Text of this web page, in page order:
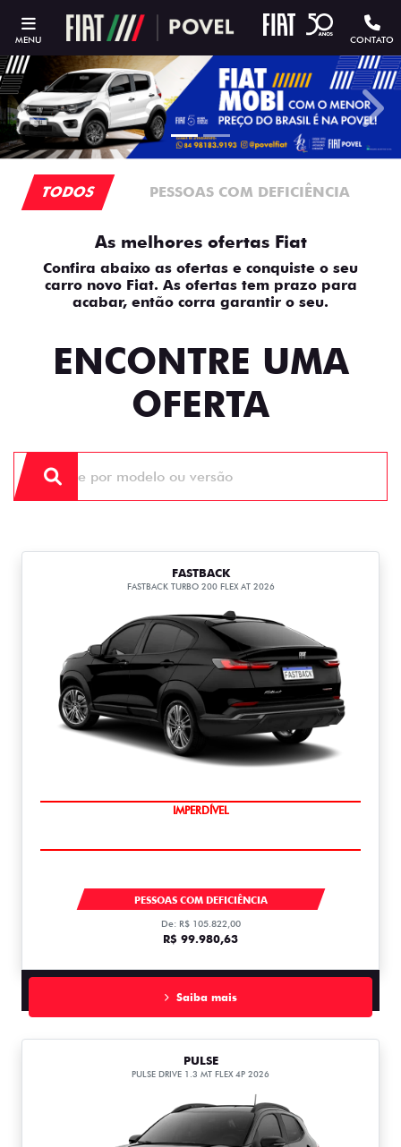
MENU CONTATO
templates.template-
TODOS PESSOAS COM DEFICIÊNCIA
As melhores ofertas Fiat
Confira abaixo as ofertas e conquiste o seu
carro novo Fiat. As ofertas tem prazo para
acabar, então corra garantir o seu.
ENCONTRE UMA
OFERTA
FASTBACK
FASTBACK TURBO 200 FLEX AT 2026
IMPERDÍVEL
PESSOAS COM DEFICIÊNCIA
De: R$ 105.822,00
R$ 99.980,63
Saiba mais
PULSE
PULSE DRIVE 1.3 MT FLEX 4P 2026